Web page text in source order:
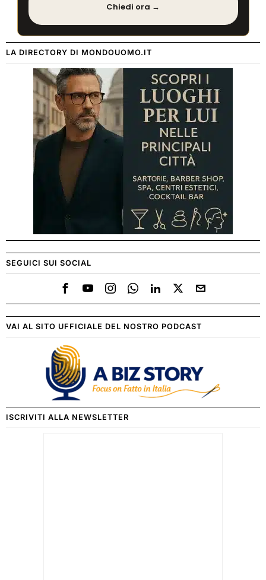
Chiedi ora →
LA DIRECTORY DI MONDOUOMO.IT
SEGUICI SUI SOCIAL
VAI AL SITO UFFICIALE DEL NOSTRO PODCAST
ISCRIVITI ALLA NEWSLETTER